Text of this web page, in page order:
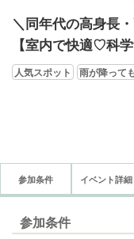
＼同年代の高身長
【室内で快適♡科学
人気スポット 雨が降って
参加条件 イベント詳細
参加条件